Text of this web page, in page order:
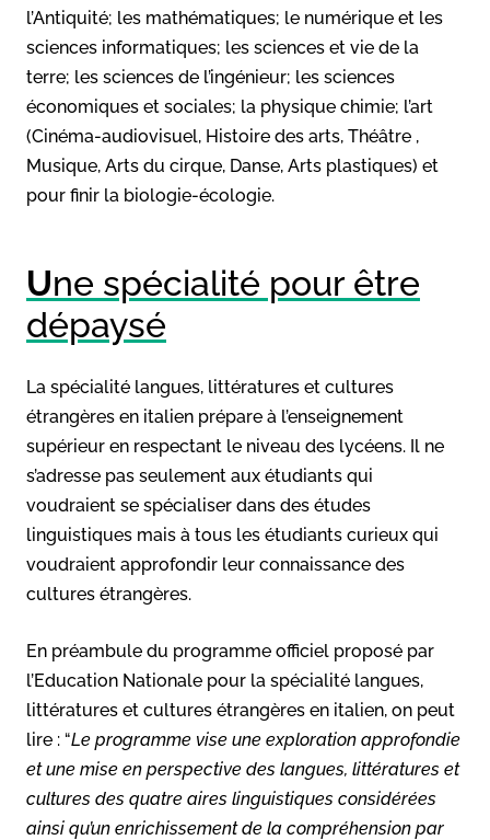
l’Antiquité; les mathématiques; le numérique et les
sciences informatiques; les sciences et vie de la
terre; les sciences de l’ingénieur; les sciences
économiques et sociales; la physique chimie; l’art
(Cinéma-audiovisuel, Histoire des arts, Théâtre ,
Musique, Arts du cirque, Danse, Arts plastiques) et
pour finir la biologie-écologie.
Une spécialité pour être
dépaysé
La spécialité langues, littératures et cultures
étrangères en italien prépare à l’enseignement
supérieur en respectant le niveau des lycéens. Il ne
s’adresse pas seulement aux étudiants qui
voudraient se spécialiser dans des études
linguistiques mais à tous les étudiants curieux qui
voudraient approfondir leur connaissance des
cultures étrangères.
En préambule du programme officiel proposé par
l’Education Nationale pour la spécialité langues,
littératures et cultures étrangères en italien, on peut
lire : “Le programme vise une exploration approfondie
et une mise en perspective des langues, littératures et
cultures des quatre aires linguistiques considérées
ainsi qu’un enrichissement de la compréhension par